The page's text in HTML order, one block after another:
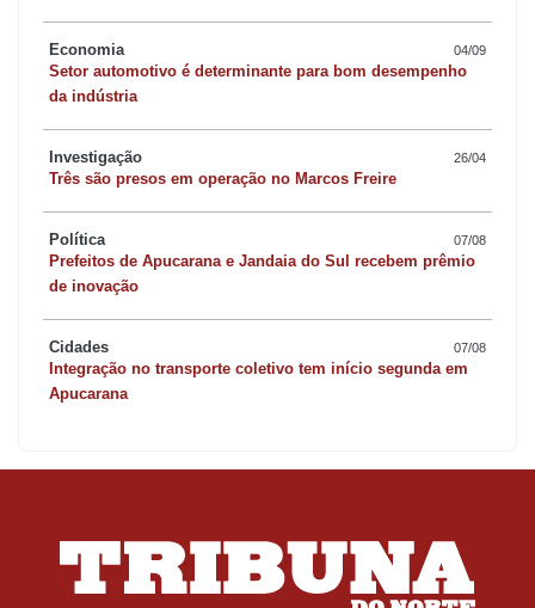
Economia 04/09
Setor automotivo é determinante para bom desempenho
da indústria
Investigação 26/04
Três são presos em operação no Marcos Freire
Política 07/08
Prefeitos de Apucarana e Jandaia do Sul recebem prêmio
de inovação
Cidades 07/08
Integração no transporte coletivo tem início segunda em
Apucarana